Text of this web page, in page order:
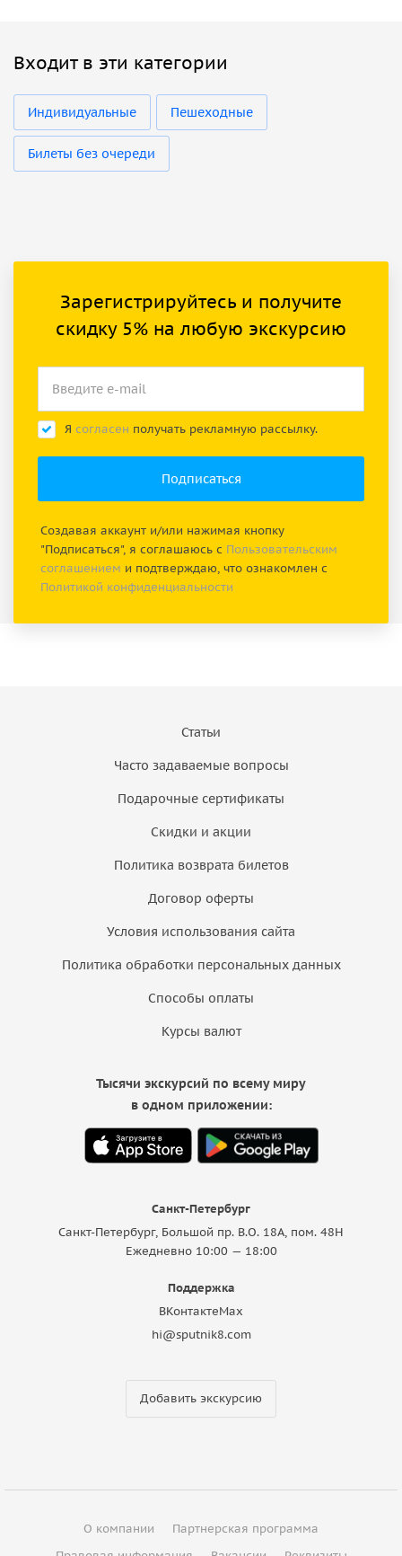
Входит в эти категории
Индивидуальные Пешеходные
Билеты без очереди
Зарегистрируйтесь и получите
скидку 5% на любую экскурсию
Я согласен получать рекламную рассылку.
Создавая аккаунт и/или нажимая кнопку
"Подписаться", я соглашаюсь с Пользовательским
соглашением и подтверждаю, что ознакомлен с
Политикой конфиденциальности
Статьи
Часто задаваемые вопросы
Подарочные сертификаты
Скидки и акции
Политика возврата билетов
Договор оферты
Условия использования сайта
Политика обработки персональных данных
Способы оплаты
Курсы валют
Санкт-Петербург
Санкт-Петербург, Большой пр. В.О. 18A, пом. 48Н
Ежедневно 10:00 — 18:00
Поддержка
ВКонтактеMax
hi@sputnik8.com
Добавить экскурсию
Тысячи экскурсий по всему миру
в одном приложении:
О компании
Партнерская программа